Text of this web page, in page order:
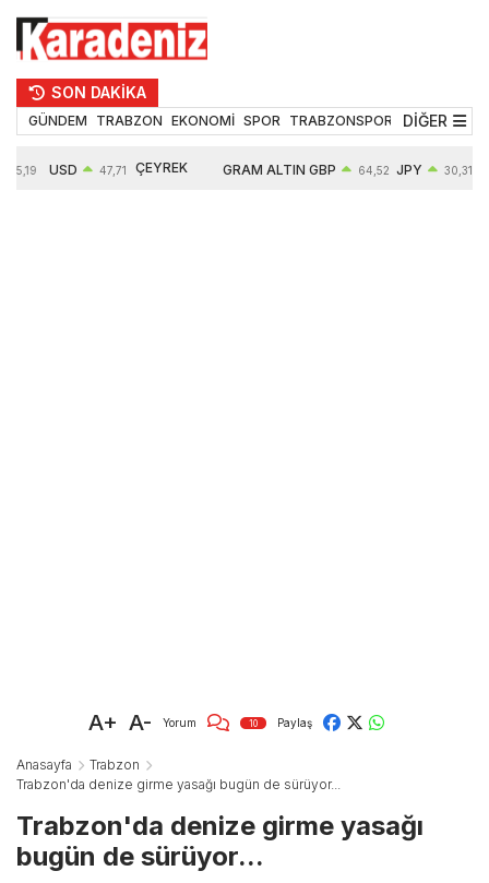
SON DAKİKA
GÜNDEM TRABZON EKONOMİ SPOR TRABZONSPOR TEKNOLOJİ
DİĞER
55,19 USD 47,71 ÇEYREK GRAM ALTIN GBP 64,52 JPY 30,31
A+ A- Yorum 10 Paylaş
Anasayfa
Trabzon
Trabzon'da denize girme yasağı bugün de sürüyor...
Trabzon'da denize girme yasağı
bugün de sürüyor...